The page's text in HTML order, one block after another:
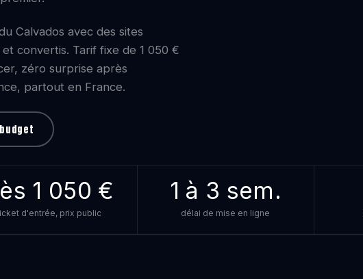
Calvados avec des sites
convertis. Tarif fixe de 1 050 €
zéro surprise après
partout en France.
1 050 €
d'entrée, prix public
1 à 3 sem.
délai de mise en ligne